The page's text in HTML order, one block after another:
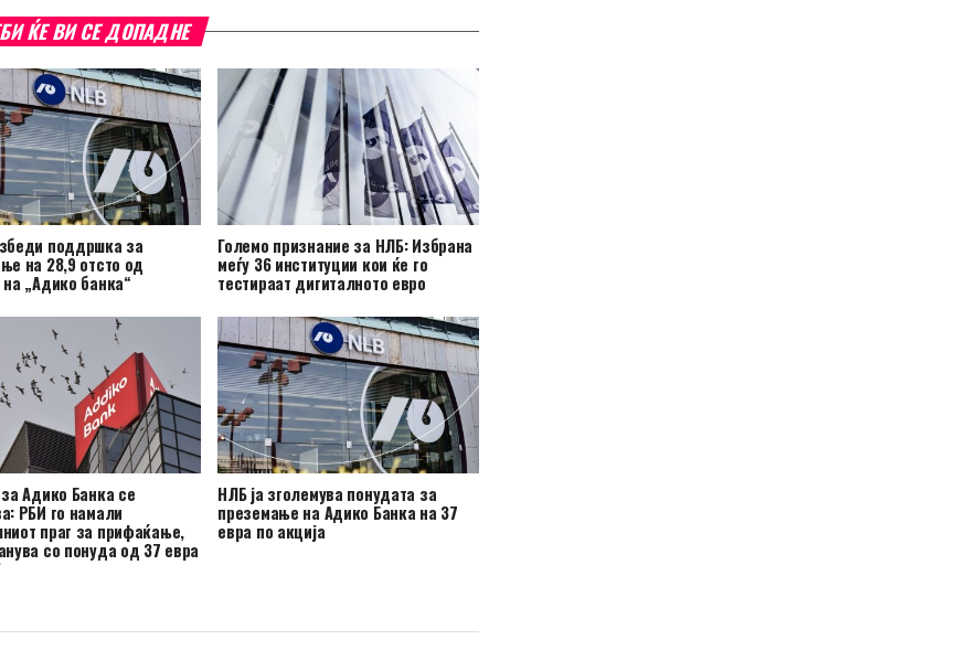
ЌЕ ВИ СЕ ДОПАДНЕ
поддршка за
на 28,9 отсто од
„Адико банка“
Големо признание за НЛБ: Избрана
меѓу 36 институции кои ќе го
тестираат дигиталното евро
Адико Банка се
РБИ го намали
праг за прифаќање,
со понуда од 37 евра
НЛБ ја зголемува понудата за
преземање на Адико Банка на 37
евра по акција